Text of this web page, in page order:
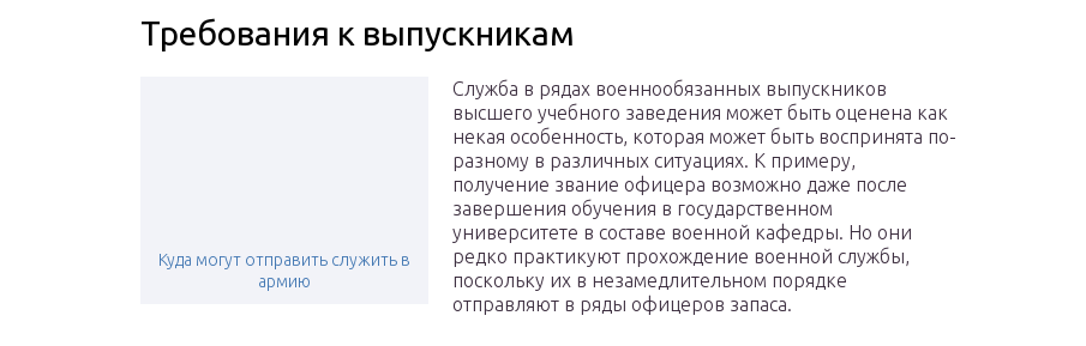
Требования к выпускникам
Куда могут отправить служить в
армию
Служба в рядах военнообязанных выпускников
высшего учебного заведения может быть оценена как
некая особенность, которая может быть воспринята по-
разному в различных ситуациях. К примеру,
получение звание офицера возможно даже после
завершения обучения в государственном
университете в составе военной кафедры. Но они
редко практикуют прохождение военной службы,
поскольку их в незамедлительном порядке
отправляют в ряды офицеров запаса.